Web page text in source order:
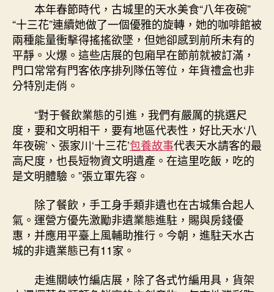
本年春節時代，古城里的天水美食“八年夜碗”
“十三花”連續她做了一個優雅的旋轉，她的咖啡館被
兩種能量衝擊得搖搖欲墜，但她卻感到前所未有的
平靜。火爆。這些店展的包廂早在節前就被訂滿，
門口常常有門客依序排列隊伍等位，年貨禮盒也非
分特別走俏。
“對于餐飲業態的引進，我們有嚴厲的挑選尺
度，要和文明相干，要有地區代表性，好比天水‘八
年夜碗’、張家川‘十三花’包養故事代表天水請客的最
高尺度，也長短物資文明遺產。在這里吃飯，吃的
是文明體驗。”張立軍先容。
除了餐飲，手工身手類非遺也在古城集合起人
氣。運營方優先激勵非遺業態進駐，賜與房錢優
惠，并應用平臺上風輔助推行。今朝，進駐天水古
城的非遺業態已有11家。
走進關峽竹編店展，除了各式竹編用具，貨架